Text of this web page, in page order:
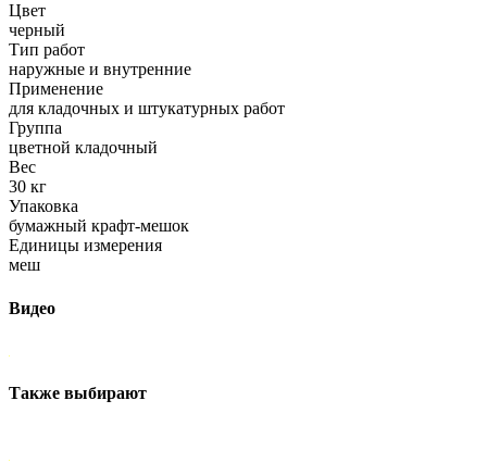
Цвет
черный
Тип работ
наружные и внутренние
Применение
для кладочных и штукатурных работ
Группа
цветной кладочный
Вес
30 кг
Упаковка
бумажный крафт-мешок
Единицы измерения
меш
Видео
Также выбирают